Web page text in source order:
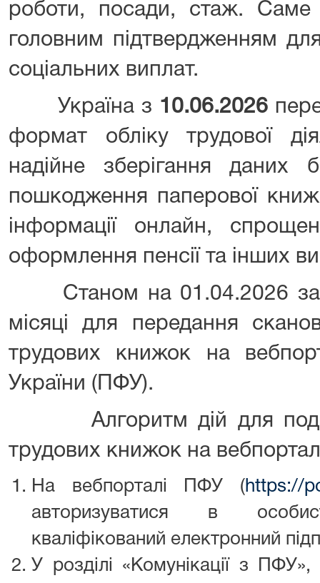
роботи, посади, стаж. Саме
головним підтвердженням
соціальних виплат.
Україна з 10.06.2026
формат обліку трудової
надійне зберігання даних
пошкодження паперової
інформації онлайн,
оформлення пенсії та інших
Станом на 01.04.2026
місяці для передання
трудових книжок на
України (ПФУ).
Алгоритм дій для
трудових книжок на
На вебпорталі ПФУ (https://
авторизуватися в
кваліфікований електронний
У розділі «Комунікації з